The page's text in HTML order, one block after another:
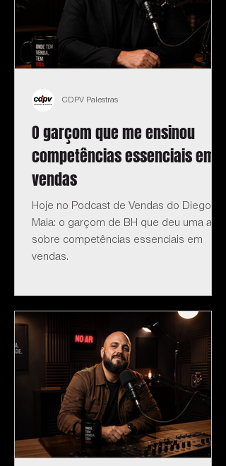
O garçom que me ensinou
competências essenciais em
vendas
Hoje no Podcast de Vendas do Diego
Maia: o garçom de BH que deu uma aula
sobre competências essenciais em
vendas.
CDPV Palestras